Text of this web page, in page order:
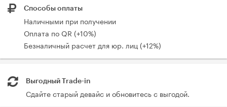
Способы оплаты
Наличными при получении
Оплата по QR (+10%)
Безналичный расчет для юр. лиц (+12%)
Выгодный Trade-in
Сдайте старый девайс и обновитесь с выгодой.